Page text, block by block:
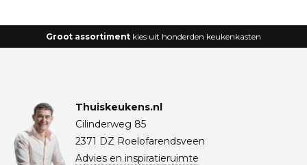
Groot assortiment kies uit honderden keukenkasten
Thuiskeukens.nl
Cilinderweg 85
2371 DZ Roelofarendsveen
Advies en inspiratieruimte